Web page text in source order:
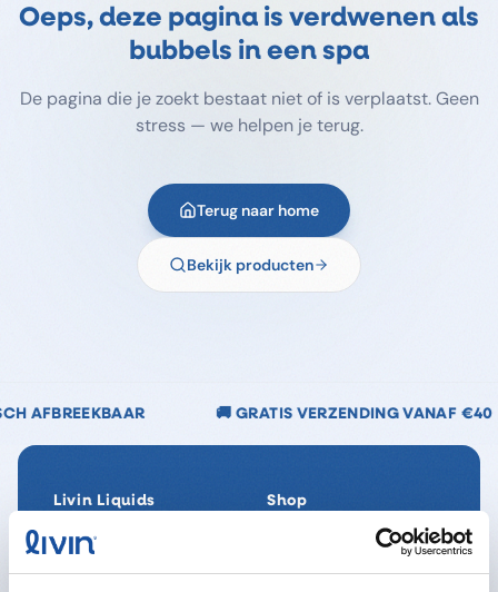
Oeps, deze pagina is verdwenen als
bubbels in een spa
De pagina die je zoekt bestaat niet of is verplaatst. Geen
stress — we helpen je terug.
Terug naar home
Bekijk producten
🚚 GRATIS VERZENDING VANAF €40 🌿
Livin Liquids
Ons verhaal
Onze Impact
Shop
SpaReady